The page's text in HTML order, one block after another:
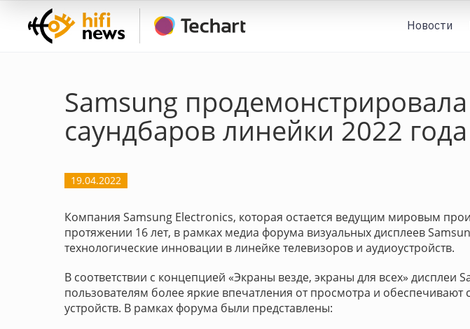
Новости
Samsung
саундбаров линейки 2022 года
19.04.2022
Компания Samsung Electronics, которая остается ведущим мировым
протяжении 16 лет, в рамках медиа форума визуальных дисплеев
технологические инновации в линейке телевизоров и аудиоустройств.
В соответствии с концепцией «Экраны везде, экраны для всех» дисплеи
пользователям более яркие впечатления от просмотра и обеспечивают
устройств. В рамках форума были представлены: